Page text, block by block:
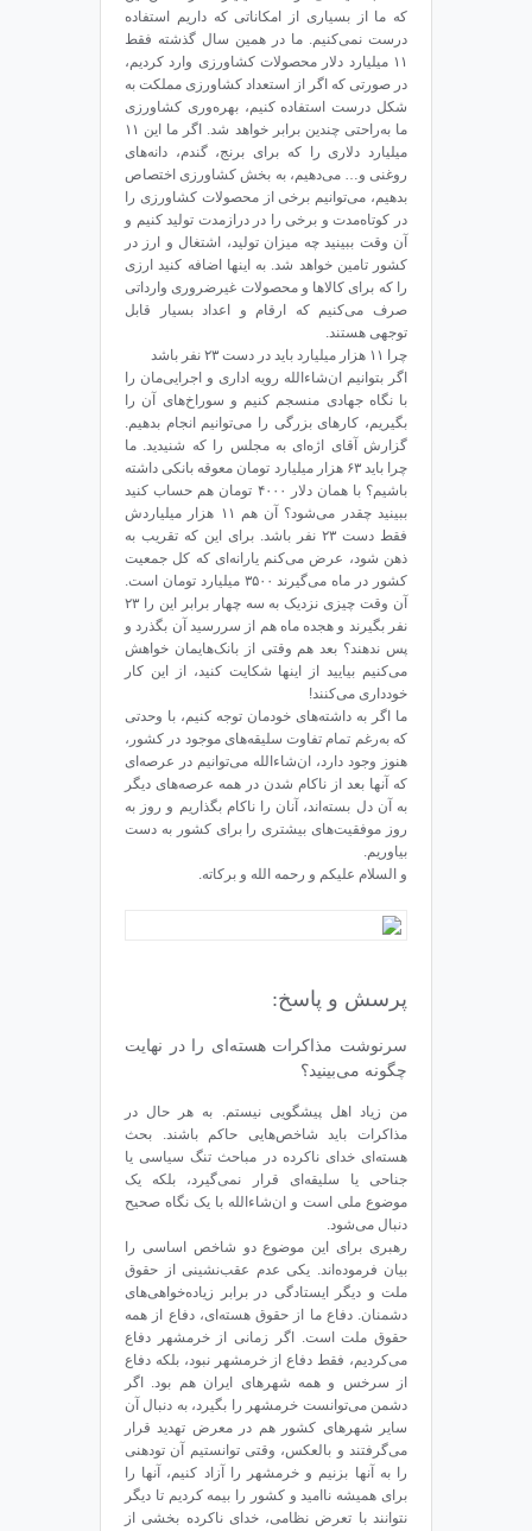
که ما از بسیاری از امکاناتی که داریم استفاده
درست نمی‌کنیم. ما در همین سال گذشته فقط
۱۱ میلیارد دلار محصولات کشاورزی وارد کردیم،
در صورتی که اگر از استعداد کشاورزی مملکت به
شکل درست استفاده کنیم، بهره‌وری کشاورزی
ما به‌راحتی چندین برابر خواهد شد. اگر ما این ۱۱
میلیارد دلاری را که برای برنج، گندم، دانه‌های
روغنی و… می‌دهیم، به بخش کشاورزی اختصاص
بدهیم، می‌توانیم برخی از محصولات کشاورزی را
در کوتاه‌مدت و برخی را در درازمدت تولید کنیم و
آن وقت ببینید چه میزان تولید، اشتغال و ارز در
کشور تامین خواهد شد. به اینها اضافه کنید ارزی
را که برای کالاها و محصولات غیرضروری‌ وارداتی
صرف می‌کنیم که ارقام و اعداد بسیار قابل
توجهی هستند.
چرا ۱۱ هزار میلیارد باید در دست ۲۳ نفر باشد
اگر بتوانیم ان‌شاءالله رویه اداری و اجرایی‌مان را
با نگاه جهادی منسجم کنیم و سوراخ‌های آن را
بگیریم، کارهای بزرگی را می‌توانیم انجام بدهیم.
گزارش آقای اژه‌ای به مجلس را که شنیدید. ما
چرا باید ۶۳ هزار میلیارد تومان معوقه بانکی داشته
باشیم؟ با همان دلار ۴۰۰۰ تومان هم حساب کنید
ببینید چقدر می‌شود؟ آن هم ۱۱ هزار میلیاردش
فقط دست ۲۳ نفر باشد. برای این که تقریب به
ذهن شود، عرض می‌کنم یارانه‌ای که کل جمعیت
کشور در ماه می‌گیرند ۳۵۰۰ میلیارد تومان است.
آن وقت چیزی نزدیک به سه چهار برابر این را ۲۳
نفر بگیرند و هجده ماه هم از سررسید آن بگذرد و
پس ندهند؟ بعد هم وقتی از بانک‌هایمان خواهش
می‌کنیم بیایید از اینها شکایت کنید، از این کار
خودداری می‌کنند!
ما اگر به داشته‌های خودمان توجه کنیم، با وحدتی
که به‌رغم تمام تفاوت سلیقه‌های موجود در کشور،
هنوز وجود دارد، ان‌شاءالله می‌توانیم در عرصه‌ای
که آنها بعد از ناکام شدن در همه عرصه‌های دیگر
به آن دل بسته‌اند، آنان را ناکام بگذاریم و روز به
روز موفقیت‌های بیشتری را برای کشور به دست
بیاوریم.
و السلام علیکم و رحمه الله و برکاته.
پرسش و پاسخ:
سرنوشت مذاکرات هسته‌ای را در نهایت
چگونه می‌بینید؟
من زیاد اهل پیشگویی نیستم. به هر حال در
مذاکرات باید شاخص‌هایی حاکم باشند. بحث
هسته‌ای خدای ناکرده در مباحث تنگ سیاسی یا
جناحی یا سلیقه‌ای قرار نمی‌گیرد، بلکه یک
موضوع ملی است و ان‌شاءالله با یک نگاه صحیح
دنبال می‌شود.
رهبری برای این موضوع دو شاخص اساسی را
بیان فرموده‌اند. یکی عدم عقب‌نشینی از حقوق
ملت و دیگر ایستادگی در برابر زیاده‌خواهی‌های
دشمنان. دفاع ما از حقوق هسته‌ای‌، دفاع از همه
حقوق ملت است. اگر زمانی از خرمشهر دفاع
می‌کردیم، فقط دفاع از خرمشهر نبود، بلکه دفاع
از سرخس و همه شهرهای ایران هم بود. اگر
دشمن می‌توانست خرمشهر را بگیرد، به دنبال آن
سایر شهرهای کشور هم در معرض تهدید قرار
می‌گرفتند و بالعکس، وقتی توانستیم آن تودهنی
را به آنها بزنیم و خرمشهر را آزاد کنیم، آنها را
برای همیشه ناامید و کشور را بیمه کردیم تا دیگر
نتوانند با تعرض نظامی، خدای ناکرده بخشی از